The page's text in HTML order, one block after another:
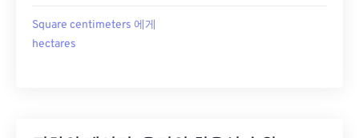
Square centimeters 에게
hectares